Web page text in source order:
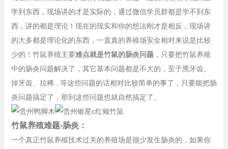
学到东西，现场讲的才是实际的，通过微信学员群都是学不到东
西，讲的都是理论！现在的现实和你的想法刚才是相反，现场讲
的大多都是理论化的东西，一直真的养殖场安全相对来说是比较
少的！竹鼠养殖主要难点就是竹鼠的肠炎问题 ，只要把竹鼠养殖
中的肠炎问题解决了，其它基本问题都是不大的，至于黑牙齿、
掉牙齿、拉稀...等这些问题的话相对比较简单的事了，只要能把肠
炎问题搞定了，那到这些问题也就自然搞定了。
竹鼠养殖难题-肠炎：
一个真正竹鼠养殖技术过关的养殖场是很少发生肠炎的，如果你